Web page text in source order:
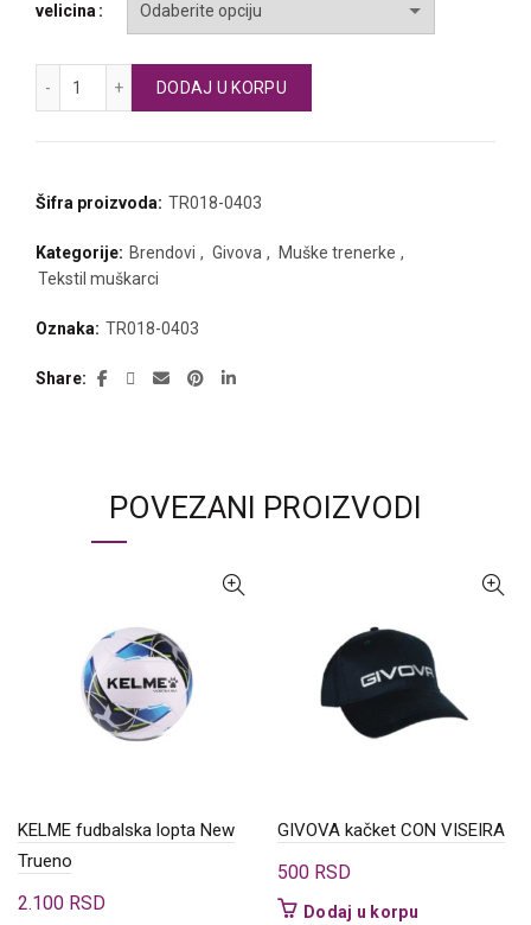
velicina
GIVOVA trenerka VISA količina
DODAJ U KORPU
Šifra proizvoda: TR018-0403
Kategorije: Brendovi , Givova , Muške trenerke ,
Tekstil muškarci
Oznaka: TR018-0403
Share
POVEZANI PROIZVODI
KELME fudbalska lopta New
Trueno
2.100 RSD
GIVOVA kačket CON VISEIRA
500 RSD
Dodaj u korpu